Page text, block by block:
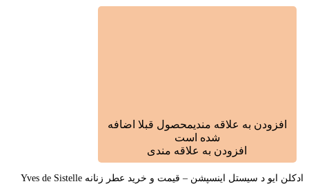
افزودن به علاقه مندیمحصول قبلا اضافه
شده است
افزودن به علاقه مندی
ادکلن ایو د سیستل اینسپشن – قیمت و خرید عطر زنانه Yves de Sistelle